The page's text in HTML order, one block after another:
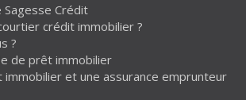
Crédit
crédit immobilier ?
?
de prêt immobilier
immobilier et une assurance emprunteur